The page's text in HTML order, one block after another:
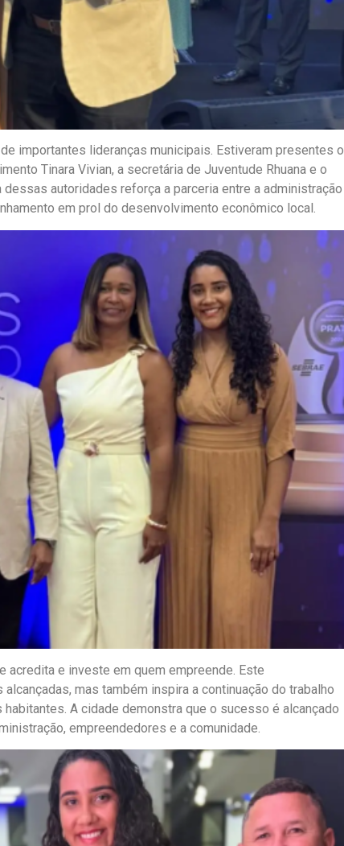
importantes lideranças municipais. Estiveram presentes o
Tinara Vivian, a secretária de Juventude Rhuana e o
autoridades reforça a parceria entre a administração
em prol do desenvolvimento econômico local.
acredita e investe em quem empreende. Este
mas também inspira a continuação do trabalho
A cidade demonstra que o sucesso é alcançado
empreendedores e a comunidade.